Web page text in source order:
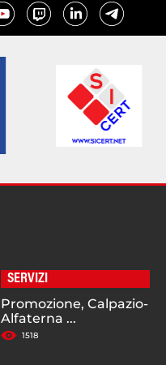
SERVIZI
Promozione, Calpazio-
Alfaterna ...
1518